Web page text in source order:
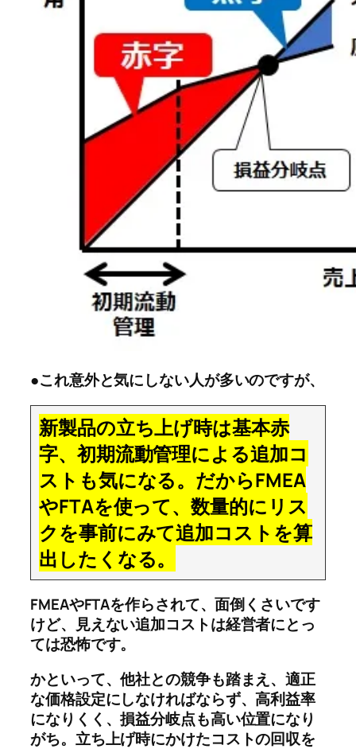
●これ意外と気にしない人が多いのですが、
新製品の立ち上げ時は基本赤
字、初期流動管理による追加コ
ストも気になる。だからFMEA
やFTAを使って、数量的にリス
クを事前にみて追加コストを算
出したくなる。
FMEAやFTAを作らされて、面倒くさいです
けど、見えない追加コストは経営者にとっ
ては恐怖です。
かといって、他社との競争も踏まえ、適正
な価格設定にしなければならず、高利益率
になりくく、損益分岐点も高い位置になり
がち。立ち上げ時にかけたコストの回収を